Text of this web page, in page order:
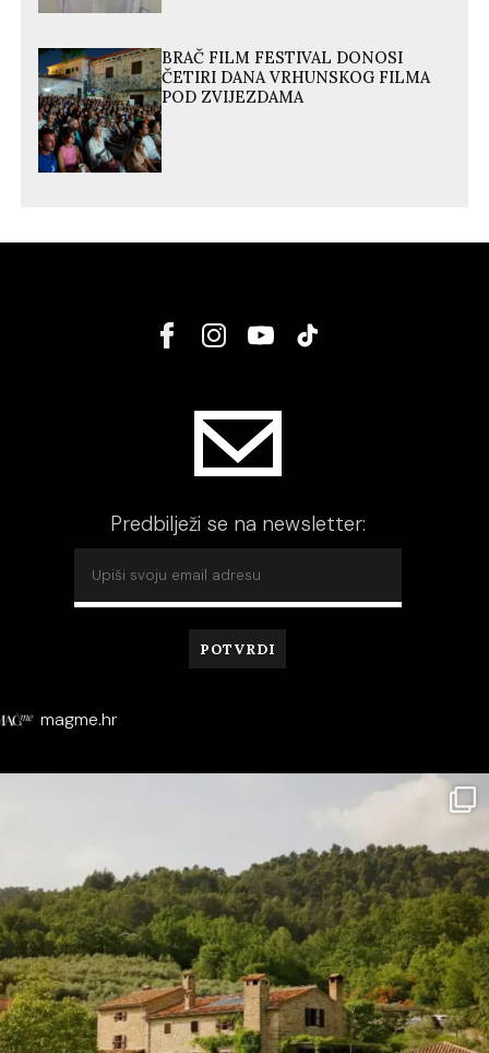
BRAČ FILM FESTIVAL DONOSI
ČETIRI DANA VRHUNSKOG FILMA
POD ZVIJEZDAMA
Predbilježi se na newsletter:
magme.hr